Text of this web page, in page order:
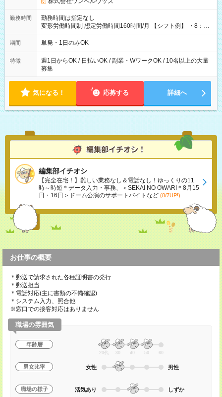
勤務時間
勤務時間は指定なし
変形労働時間制 想定労働時間160時間/月 【シフト例】 ・8：00
～21：00
期間 単発・1日のみOK
特徴
週1日からOK / 日払いOK / 副業・WワークOK / 10名以上の大量
募集
気になる！ 応募する 詳細へ
編集部イチオシ
【完全在宅！】難しい業務なし＆電話なし！ゆっくりの11
時～時短＊データ入力・事務、＜SEKAI NO OWARI＊8月15
日・16日＞ドーム公演のサポートバイトなど (8/7UP!)
お仕事の概要
＊郵送で請求された各種証明書の発行
＊郵送担当
＊電話対応(主に書類の不備確認)
＊システム入力、照合他
※窓口での接客対応はありません
職場の雰囲気
年齢層
20代 30 40 50 60
男女比率 女性 男性
職場の様子 活気あり しずか